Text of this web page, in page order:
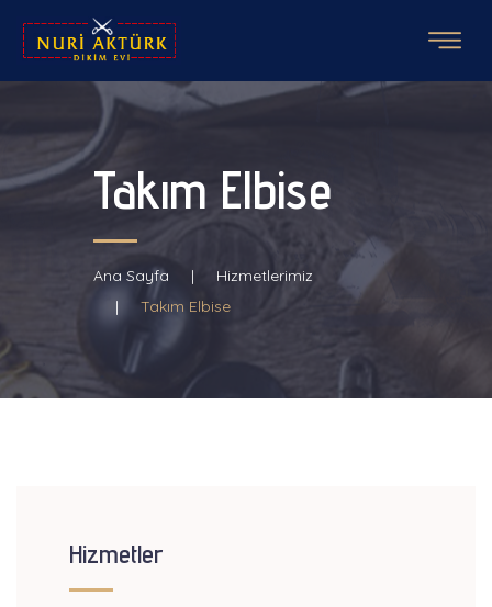
Takım Elbise
Ana Sayfa
Hizmetlerimiz
Takım Elbise
Hizmetler